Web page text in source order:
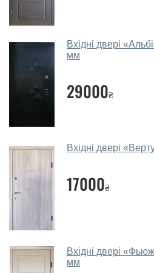
салоні-магазині.
Наші рекомендації залежать
параметрів, бюджету та інших
вхідних дверей проводиться
кожного відвідувача.
Так, робимо. Наші фахівці
консультацію на виїзді. Кожен
собою каталоги кольорів та
консультації Ви можете
відвідуючи наш офіс.
Скільки коштує
Виклик замірника-
Ви робите установку
Вхідні двері
мм
29000₴
Вхідні двері
17000₴
Вхідні двері
мм